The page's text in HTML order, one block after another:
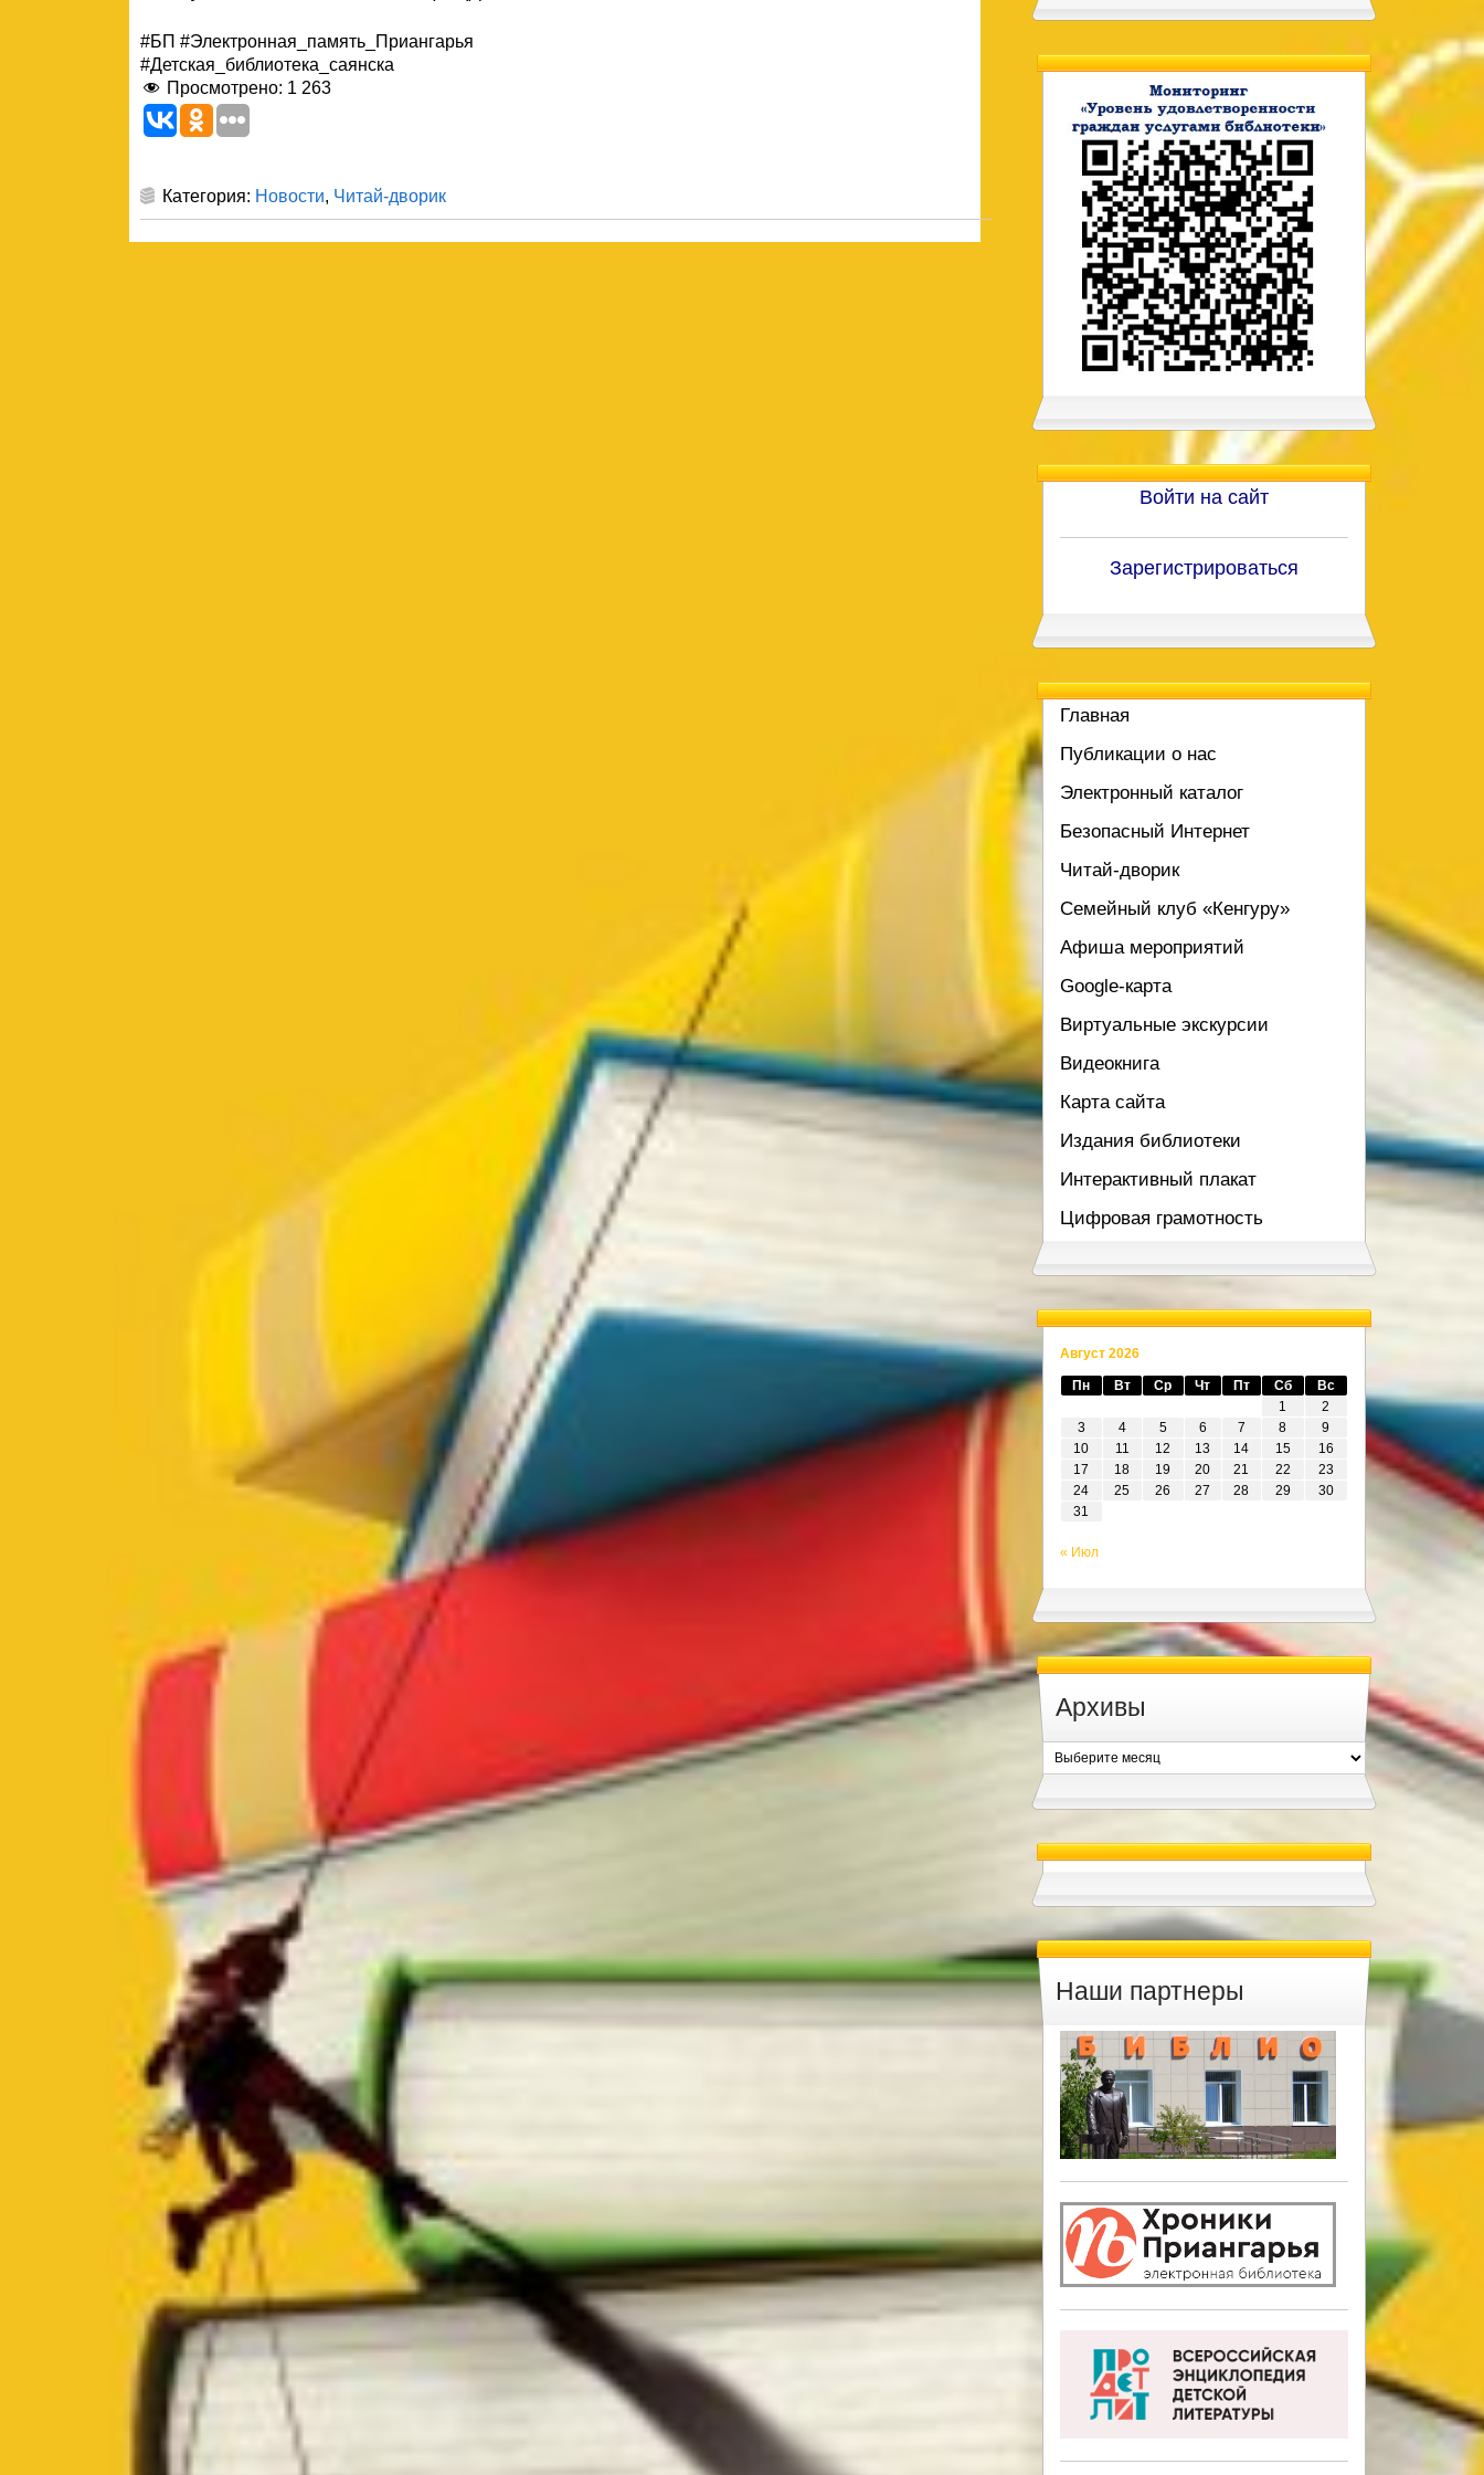
#БП #Электронная_память_Приангарья
#Детская_библиотека_саянска
Просмотрено: 1 263
Категория: Новости, Читай-дворик
Войти на сайт
Зарегистрироваться
Главная
Публикации о нас
Электронный каталог
Безопасный Интернет
Читай-дворик
Семейный клуб «Кенгуру»
Афиша мероприятий
Google-карта
Виртуальные экскурсии
Видеокнига
Карта сайта
Издания библиотеки
Интерактивный плакат
Цифровая грамотность
Август 2026
Пн Вт Ср Чт Пт Сб
Вс
1
2
3
4 5 6 7 8
9
10
11 12 13 14 15
16
17
18 19 20 21 22
23
24
25 26 27 28 29
30
31
« Июл
Архивы
Архивы
Наши партнеры